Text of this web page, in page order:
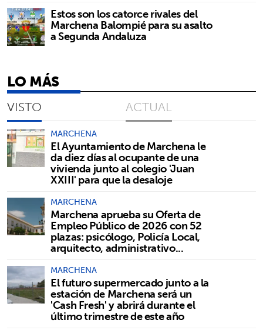
Estos son los catorce rivales del
Marchena Balompié para su asalto
a Segunda Andaluza
LO MÁS
VISTO ACTUAL
MARCHENA
El Ayuntamiento de Marchena le
da diez días al ocupante de una
vivienda junto al colegio 'Juan
XXIII' para que la desaloje
MARCHENA
Marchena aprueba su Oferta de
Empleo Público de 2026 con 52
plazas: psicólogo, Policía Local,
arquitecto, administrativo...
MARCHENA
El futuro supermercado junto a la
estación de Marchena será un
'Cash Fresh' y abrirá durante el
último trimestre de este año